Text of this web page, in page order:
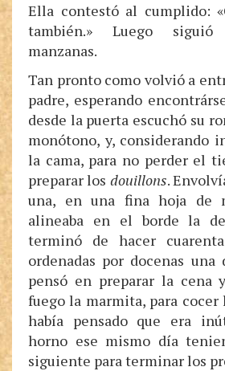
Ella contestó al cumplido:
también.» Luego
manzanas.
Tan pronto como volvió a
padre, esperando
desde la puerta escuchó su
monótono, y, considerando
la cama, para no perder el
preparar los douillons.
una, en una fina hoja de
alineaba en el borde la
terminó de hacer
ordenadas por docenas
pensó en preparar la cena
fuego la marmita, para cocer
había pensado que era
horno ese mismo día
siguiente para terminar los